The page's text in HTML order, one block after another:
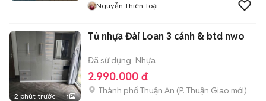
Nguyễn Thiên Toại
2 phút trước 1
Tủ nhựa Đài Loan 3 cánh & btd nwo
Đã sử dụng Nhựa
2.990.000 đ
Thành phố Thuận An (P. Thuận Giao mới)